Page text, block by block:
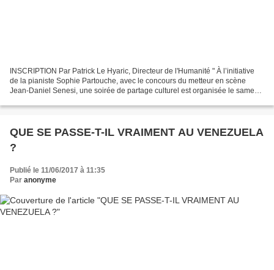
INSCRIPTION Par Patrick Le Hyaric, Directeur de l'Humanité " À l’initiative
de la pianiste Sophie Partouche, avec le concours du metteur en scène
Jean-Daniel Senesi, une soirée de partage culturel est organisée le samedi
QUE SE PASSE-T-IL VRAIMENT AU VENEZUELA
?
Publié le 11/06/2017 à 11:35
Par anonyme